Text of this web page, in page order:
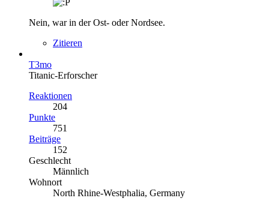
Nein, war in der Ost- oder Nordsee.
Zitieren
T3mo
Titanic-Erforscher
Reaktionen
204
Punkte
751
Beiträge
152
Geschlecht
Männlich
Wohnort
North Rhine-Westphalia, Germany